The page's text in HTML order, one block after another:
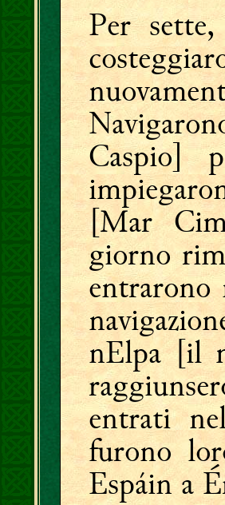
Per
Caspio]
[Mar
giorno
nElpa [il
entrati
furono
Espáin a